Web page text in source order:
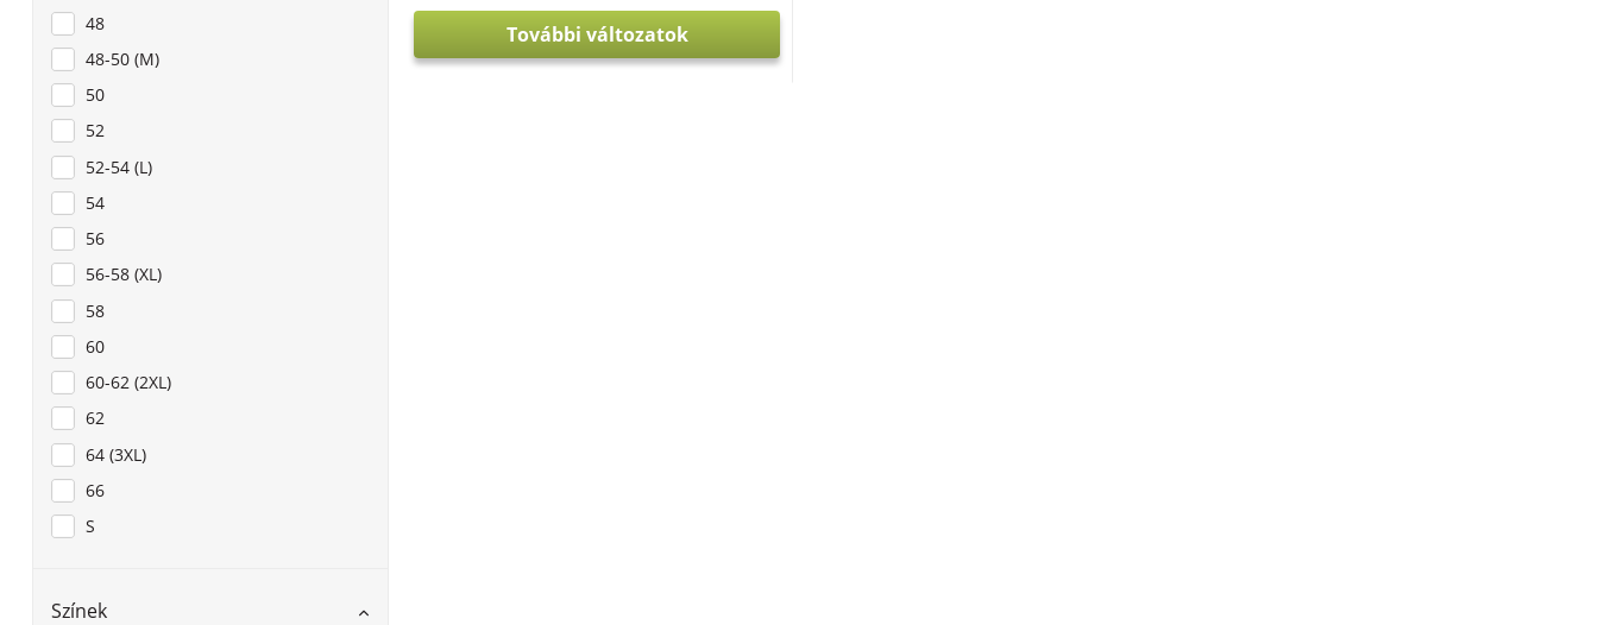
48
48-50 (M)
50
52
52-54 (L)
54
56
56-58 (XL)
58
60
60-62 (2XL)
62
64 (3XL)
66
S
Színek
További változatok